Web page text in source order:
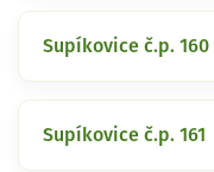
Supíkovice č.p. 160
Supíkovice č.p. 161